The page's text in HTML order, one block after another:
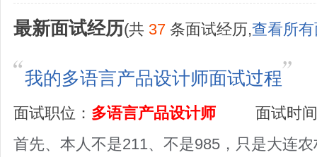
最新面试经历(共 37 条面试经历,查看所
我的多语言产品设计师面试过程
面试职位： 多语言产品设计师 面试时间
首先、本人不是211、不是985，只是大连